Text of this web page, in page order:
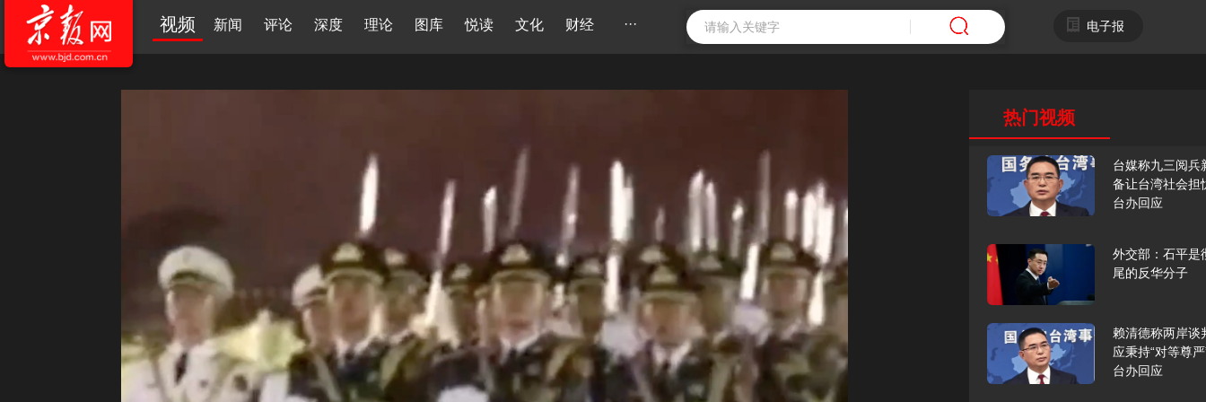
视频 新闻 评论 深度 理论 图库 悦读 文化 财经 ··· 电子报
热门视频
台媒称九三阅兵
备让台湾社会担
台办回应
外交部：石平是
尾的反华分子
赖清德称两岸谈
应秉持“对等尊
台办回应